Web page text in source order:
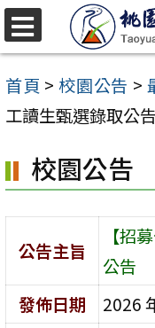
跳
至
主
要
容
區
首頁 > 校園公告 >
工讀生甄選錄取公告
校園公告
公告主旨
【招
公告
發佈日期
2026
選
單